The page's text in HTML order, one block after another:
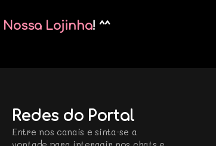
Nossa Lojinha! ^^
Redes do Portal
Entre nos canais e sinta-se a